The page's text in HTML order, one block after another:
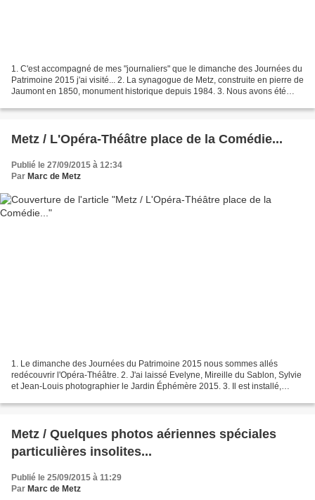
1. C'est accompagné de mes "journaliers" que le dimanche des Journées du
Patrimoine 2015 j'ai visité... 2. La synagogue de Metz, construite en pierre de
Jaumont en 1850, monument historique depuis 1984. 3. Nous avons été
Metz / L'Opéra-Théâtre place de la Comédie...
Publié le 27/09/2015 à 12:34
Par Marc de Metz
1. Le dimanche des Journées du Patrimoine 2015 nous sommes allés
redécouvrir l'Opéra-Théâtre. 2. J'ai laissé Evelyne, Mireille du Sablon, Sylvie
et Jean-Louis photographier le Jardin Éphémère 2015. 3. Il est installé,
Metz / Quelques photos aériennes spéciales
particulières insolites...
Publié le 25/09/2015 à 11:29
Par Marc de Metz